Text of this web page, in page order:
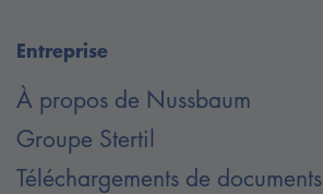
Entreprise
À propos de Nussbaum
Groupe Stertil
Téléchargements de documents